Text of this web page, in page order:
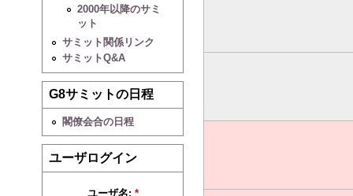
2000年以降のサミ
ット
サミット関係リンク
サミットQ&A
G8サミットの日程
閣僚会合の日程
ユーザログイン
ユーザ名: *